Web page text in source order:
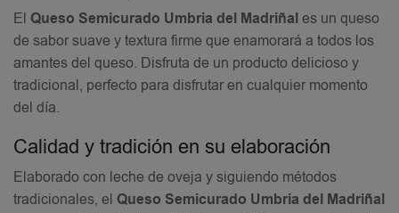
El Queso Semicurado Umbria del Madriñales un queso
de sabor suave y textura firme que enamorará a todos los
amantes del queso. Disfruta de un producto delicioso y
tradicional, perfecto para disfrutar en cualquier momento
del día.
Calidad y tradición en su elaboración
Elaborado con leche de oveja y siguiendo métodos
tradicionales, el Queso Semicurado Umbria del Madriñal